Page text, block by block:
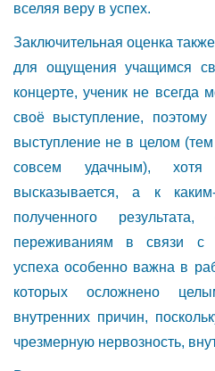
вселяя веру в успех.
Заключительная оценка
для ощущения учащимся
концерте, ученик не всегда
своё выступление, поэтому
выступление не в целом
совсем удачным),
высказывается, а к
полученного
переживаниям в связи с
успеха особенно важна в
которых осложнено
внутренних причин,
чрезмерную нервозность,